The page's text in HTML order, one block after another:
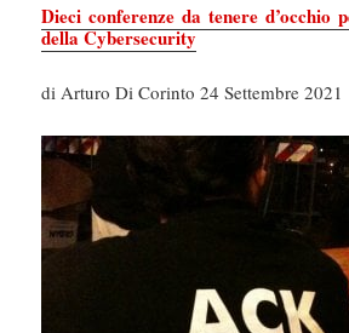
Dieci conferenze da tenere d’occhio
della Cybersecurity
di Arturo Di Corinto 24 Settembre 2021